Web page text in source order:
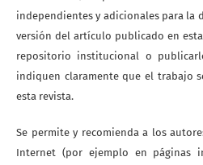
independientes y adicionales para la
versión del artículo publicado en
repositorio institucional o
indiquen claramente que el trabajo
esta revista.
Se permite y recomienda a los
Internet (por ejemplo en páginas